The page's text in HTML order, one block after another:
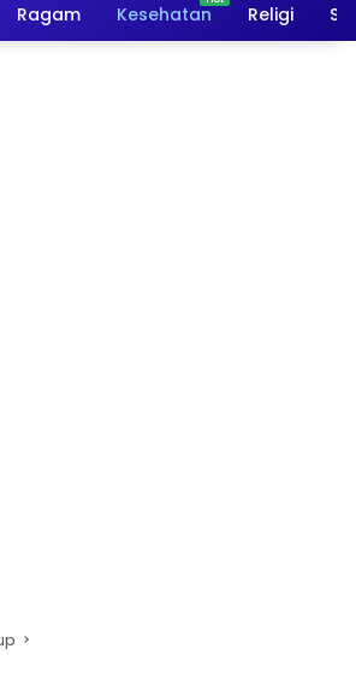
Ragam Kesehatan Religi